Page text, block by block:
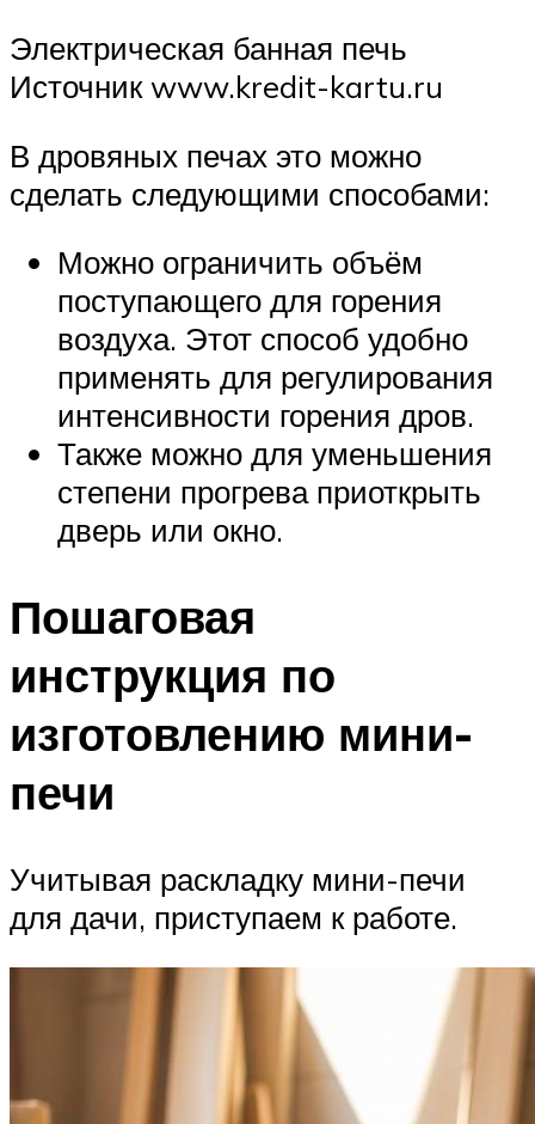
Электрическая банная печь
Источник www.kredit-kartu.ru
В дровяных печах это можно
сделать следующими способами:
Можно ограничить объём
поступающего для горения
воздуха. Этот способ удобно
применять для регулирования
интенсивности горения дров.
Также можно для уменьшения
степени прогрева приоткрыть
дверь или окно.
Пошаговая
инструкция по
изготовлению мини-
печи
Учитывая раскладку мини-печи
для дачи, приступаем к работе.